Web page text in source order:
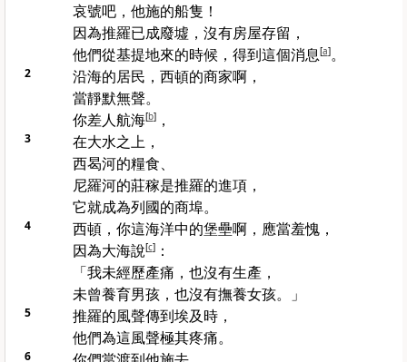
哀號吧， 他施的船隻！
因為推羅已成廢墟，沒有房屋存留，
他們從基提地來的時候，得到這個消息[a]。
2 沿海的居民， 西頓的商家啊，
當靜默無聲。
你差人航海[b]，
3
在大水之上，
西曷河的糧食、
尼羅河的莊稼是推羅的進項，
它就成為列國的商埠。
4 西頓，你這海洋中的堡壘啊，應當羞愧，
因為大海說[c]：
「我未經歷產痛，也沒有生產，
未曾養育男孩，也沒有撫養女孩。」
5 推羅的風聲傳到埃及時，
他們為這風聲極其疼痛。
6